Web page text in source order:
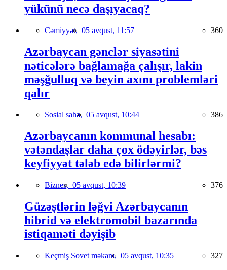
yükünü necə daşıyacaq?
Cəmiyyət, 05 avqust, 11:57 360
Azərbaycan gənclər siyasətini
nəticələrə bağlamağa çalışır, lakin
məşğulluq və beyin axını problemləri
qalır
Sosial sahə, 05 avqust, 10:44 386
Azərbaycanın kommunal hesabı:
vətəndaşlar daha çox ödəyirlər, bəs
keyfiyyət tələb edə bilirlərmi?
Biznes, 05 avqust, 10:39 376
Güzəştlərin ləğvi Azərbaycanın
hibrid və elektromobil bazarında
istiqaməti dəyişib
Keçmiş Sovet məkanı, 05 avqust, 10:35 327